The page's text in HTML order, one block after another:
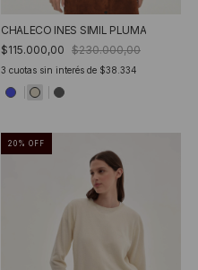
CHALECO INES SIMIL PLUMA
$115.000,00 $230.000,00
3 cuotas sin interés de $38.334
20 % OFF